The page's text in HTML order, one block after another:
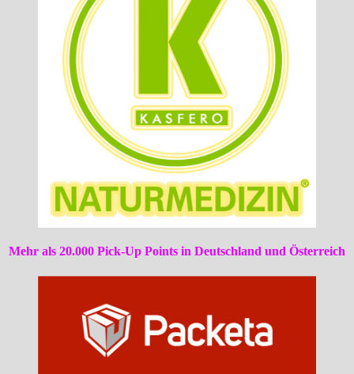
Mehr als 20.000 Pick-Up Points in Deutschland und Österreich